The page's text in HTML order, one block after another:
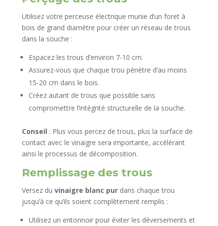
Utilisez votre perceuse électrique munie d’un foret à
bois de grand diamètre pour créer un réseau de trous
dans la souche :
Espacez les trous d’environ 7-10 cm.
Assurez-vous que chaque trou pénètre d’au moins
15-20 cm dans le bois.
Créez autant de trous que possible sans
compromettre l’intégrité structurelle de la souche.
Conseil : Plus vous percez de trous, plus la surface de
contact avec le vinaigre sera importante, accélérant
ainsi le processus de décomposition.
Remplissage des trous
Versez du vinaigre blanc purdans chaque trou
jusqu’à ce qu’ils soient complètement remplis :
Utilisez un entonnoir pour éviter les déversements et